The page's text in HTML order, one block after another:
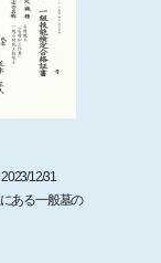
12/31
ある一般墓の